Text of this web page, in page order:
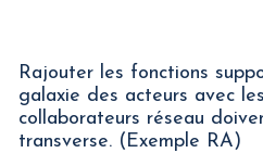
Rajouter les fonctions
galaxie des acteurs avec
collaborateurs réseau
transverse. (Exemple RA)